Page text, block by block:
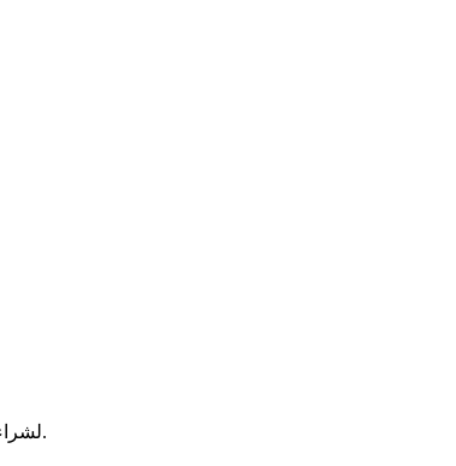
لشراء وبيع العملات المشفرة في أكثر بورصة آمنة.